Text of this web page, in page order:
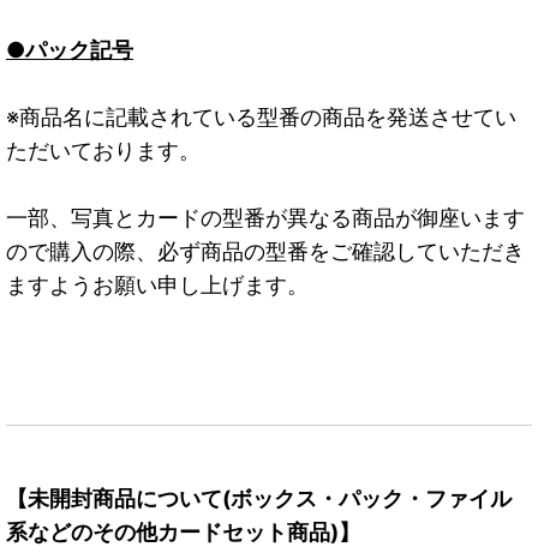
●パック記号
※商品名に記載されている型番の商品を発送させてい
ただいております。
一部、写真とカードの型番が異なる商品が御座います
ので購入の際、必ず商品の型番をご確認していただき
ますようお願い申し上げます。
【未開封商品について(ボックス・パック・ファイル
系などのその他カードセット商品)】